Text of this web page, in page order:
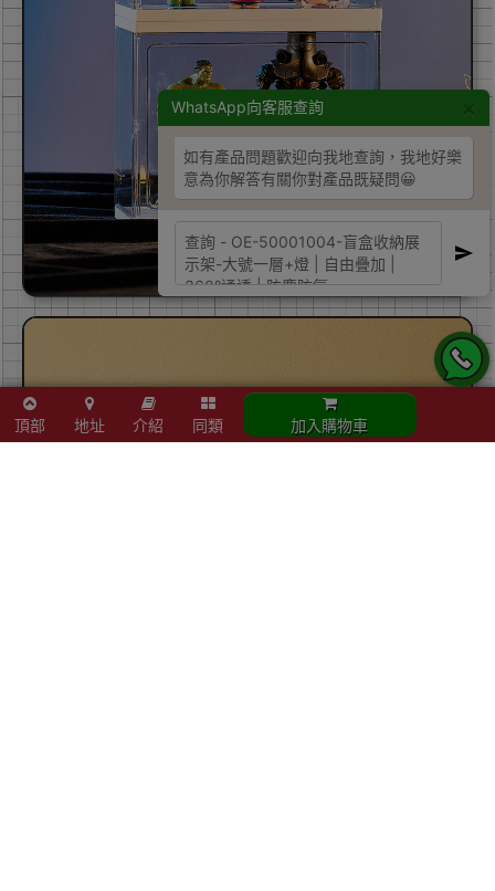
WhatsApp向客服查詢
如有產品問題歡迎向我地查詢，我地好樂
意為你解答有關你對產品既疑問😀
頂部 地址 介紹 同類 加入購物車